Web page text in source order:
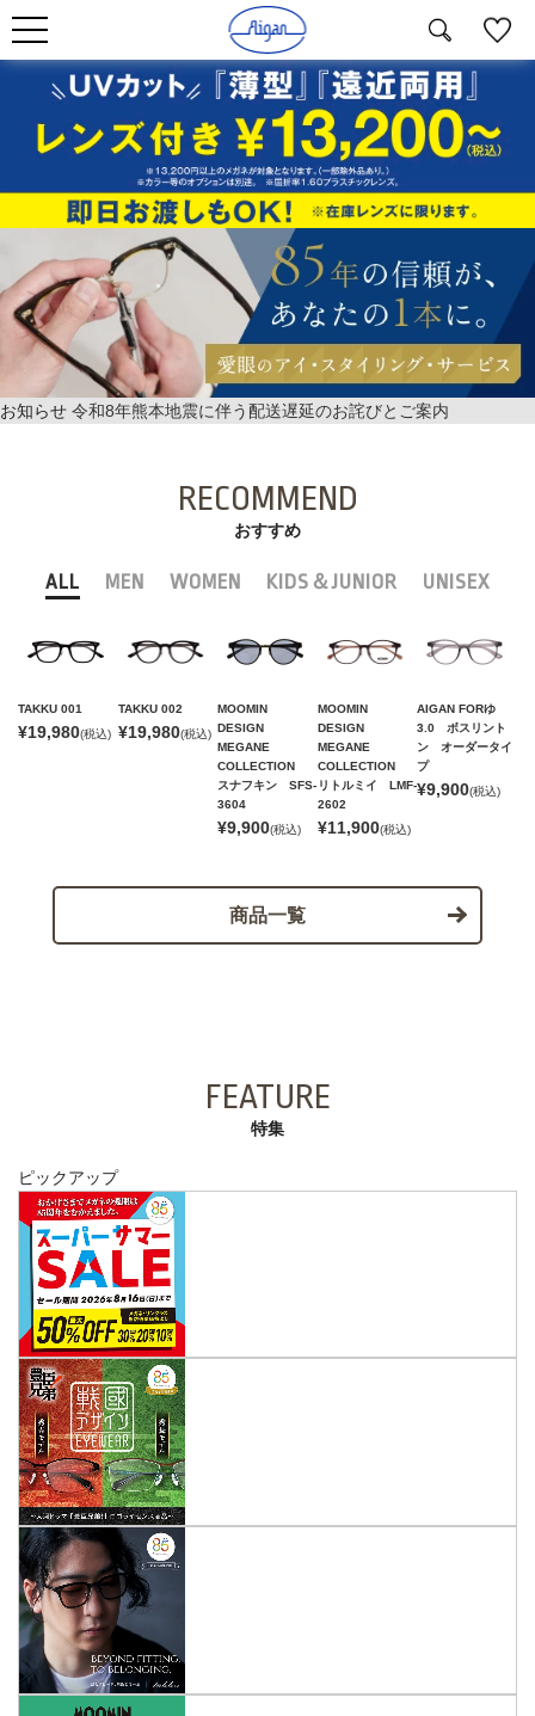
お知らせ 令和8年熊本地震に伴う配送遅延のお詫びとご案内
RECOMMEND
おすすめ
ALL MEN WOMEN KIDS＆JUNIOR UNISEX
TAKKU 001
¥19,980(税込)
TAKKU 002
¥19,980(税込)
MOOMIN
DESIGN
MEGANE
COLLECTION
スナフキン SFS-
3604
¥9,900(税込)
MOOMIN
DESIGN
MEGANE
COLLECTION
リトルミイ LMF-
2602
¥11,900(税込)
AIGAN FORゆ
3.0 ボスリント
ン オーダータイ
プ
¥9,900(税込)
商品一覧
FEATURE
特集
ピックアップ